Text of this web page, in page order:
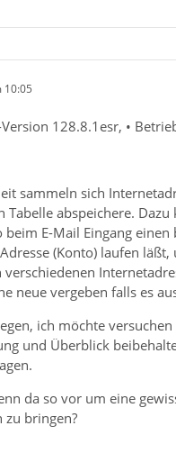
10:05
128.8.1esr, •
sammeln sich
Tabelle abspeichere.
beim E-Mail Eingang
(Konto) laufen
neue vergeben falls es
ich möchte
und Überblick
da so vor um eine
zu bringen?